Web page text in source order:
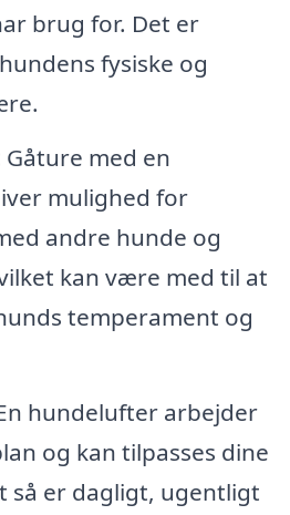
brug for. Det er
fysiske og
Gåture med en
mulighed for
andre hunde og
kan være med til at
temperament og
hundelufter arbejder
og kan tilpasses dine
så er dagligt, ugentligt